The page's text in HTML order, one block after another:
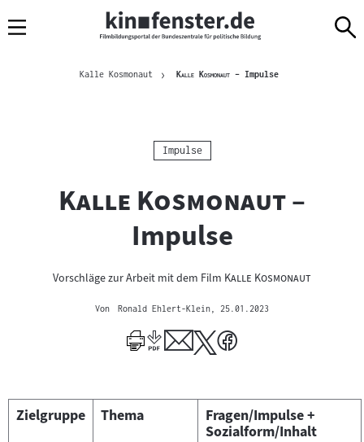
Navigation
zum
zur
Brotkrümelnavigation
Kalle Kosmonaut "
Kalle Kosmonaut"– ImpulseAktuelle Seite
Kategorie:
Impulse
"
Kalle Kosmonaut"
–
Impulse
Vorschläge zur Arbeit mit dem Film "Kalle Kosmonaut"
Von Ronald Ehlert-Klein , 25.01.2023
Zielgruppe Thema
Fragen/Impulse +
Sozialform/Inhalt